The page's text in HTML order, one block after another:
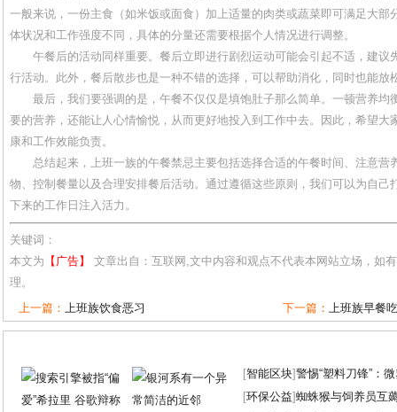
一般来说，一份主食（如米饭或面食）加上适量的肉类或蔬菜即可满足大部
体状况和工作强度不同，具体的分量还需要根据个人情况进行调整。
午餐后的活动同样重要。餐后立即进行剧烈运动可能会引起不适，建议
行活动。此外，餐后散步也是一种不错的选择，可以帮助消化，同时也能放
最后，我们要强调的是，午餐不仅仅是填饱肚子那么简单。一顿营养均
要的营养，还能让人心情愉悦，从而更好地投入到工作中去。因此，希望大
康和工作效能负责。
总结起来，上班一族的午餐禁忌主要包括选择合适的午餐时间、注意营
物、控制餐量以及合理安排餐后活动。通过遵循这些原则，我们可以为自己
下来的工作日注入活力。
关键词：
本文为 【广告】
文章出自：互联网,文中内容和观点不代表本网站立场，如
理。
上一篇： 上班族饮食恶习 下一篇： 上班族早餐
[智能区块]警惕“塑料刀锋”：
[环保公益]蜘蛛猴与饲养员互